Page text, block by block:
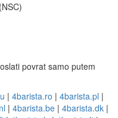
povrat samo putem
| 4barista.ro | 4barista.pl |
| 4barista.be | 4barista.dk |